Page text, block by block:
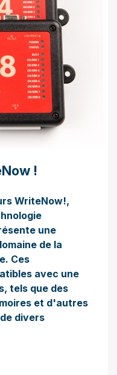
!
WriteNow!,
une
de la
Ces
avec une
tels que des
et d'autres
divers